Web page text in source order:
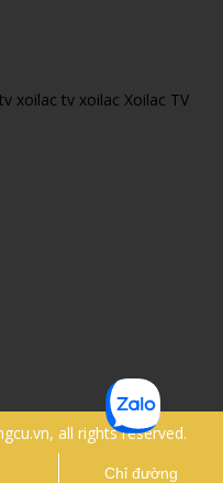
xoilac tv xoilac Xoilac TV
all rights reserved.
Chỉ đường